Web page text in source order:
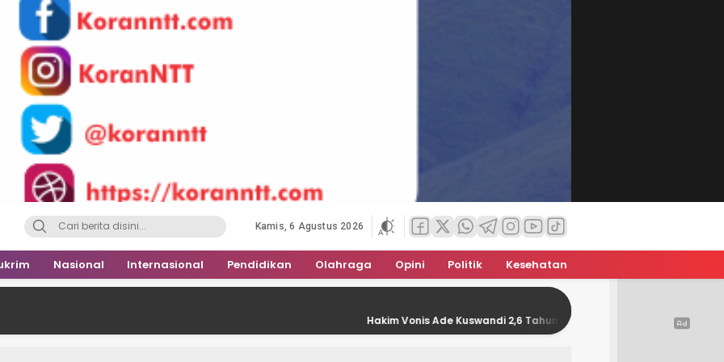
Kamis, 6 Agustus 2026
Nasional Internasional Pendidikan Olahraga Opini Politik Kesehatan
Hakim Vonis Ade Kuswandi 2,6 Tahun Penjara, Fauzi Said Djawas Apresiasi Putusan